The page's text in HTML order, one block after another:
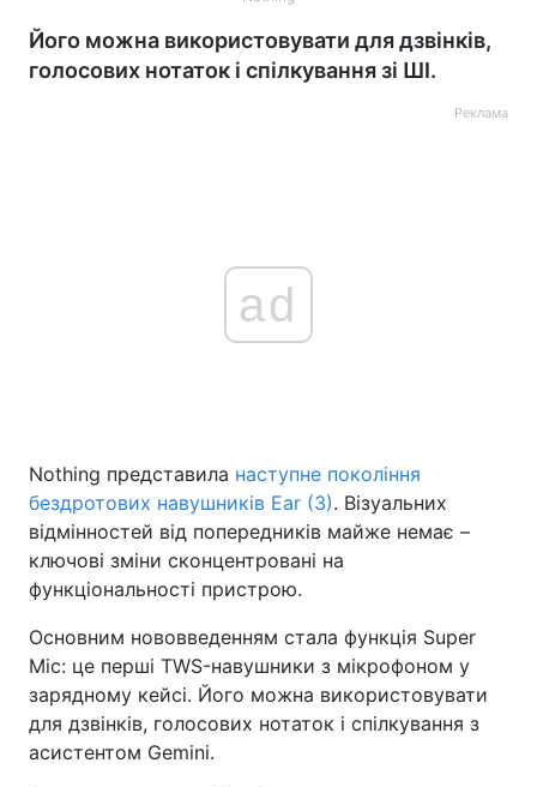
Його можна використовувати для дзвінків,
голосових нотаток і спілкування зі ШІ.
Реклама
ad
Nothing представила наступне покоління
бездротових навушників Ear (3). Візуальних
відмінностей від попередників майже немає –
ключові зміни сконцентровані на
функціональності пристрою.
Основним нововведенням стала функція Super
Mic: це перші TWS-навушники з мікрофоном у
зарядному кейсі. Його можна використовувати
для дзвінків, голосових нотаток і спілкування з
асистентом Gemini.